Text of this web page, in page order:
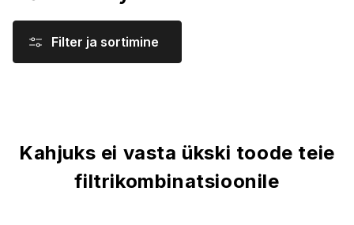
Filter ja sortimine
Kahjuks ei vasta ükski toode teie
filtrikombinatsioonile